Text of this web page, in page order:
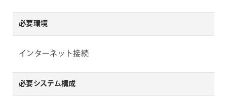
必要環境
インターネット接続
必要システム構成